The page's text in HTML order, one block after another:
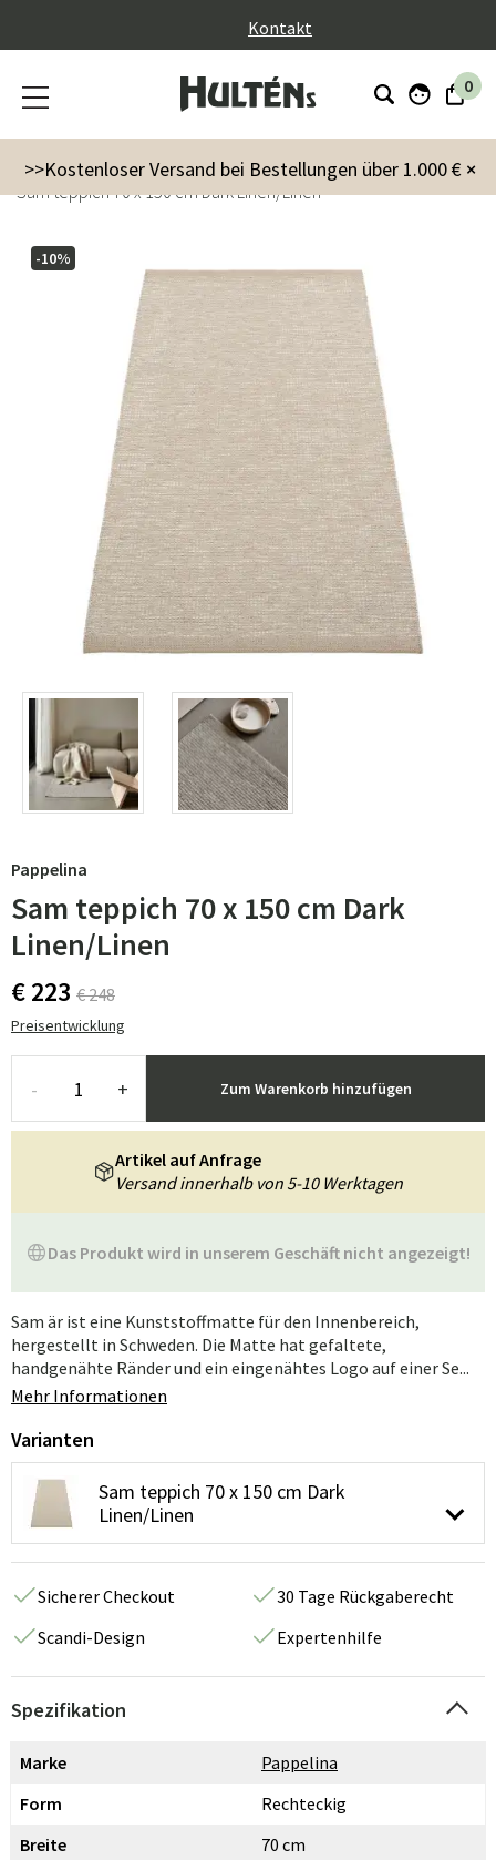
Kontakt
0
×
>>Kostenloser Versand bei Bestellungen über 1.000 €
Garten Gartenzubehör
Teppiche für draußen
Sam teppich 70 x 150 cm Dark Linen/Linen
-10%
Pappelina
Sam teppich 70 x 150 cm Dark
Linen/Linen
€ 223 € 248
Preisentwicklung
- + Zum Warenkorb hinzufügen
Das Produkt wird in unserem Geschäft nicht angezeigt!
Artikel auf Anfrage
Versand innerhalb von 5-10 Werktagen
Sam är ist eine Kunststoffmatte für den Innenbereich,
hergestellt in Schweden. Die Matte hat gefaltete,
handgenähte Ränder und ein eingenähtes Logo auf einer Se...
Mehr Informationen
Varianten
Sam teppich 70 x 150 cm Dark
Linen/Linen
Sicherer Checkout
30 Tage Rückgaberecht
Scandi-Design
Expertenhilfe
Spezifikation
Marke
Pappelina
Form
Rechteckig
Breite
70 cm